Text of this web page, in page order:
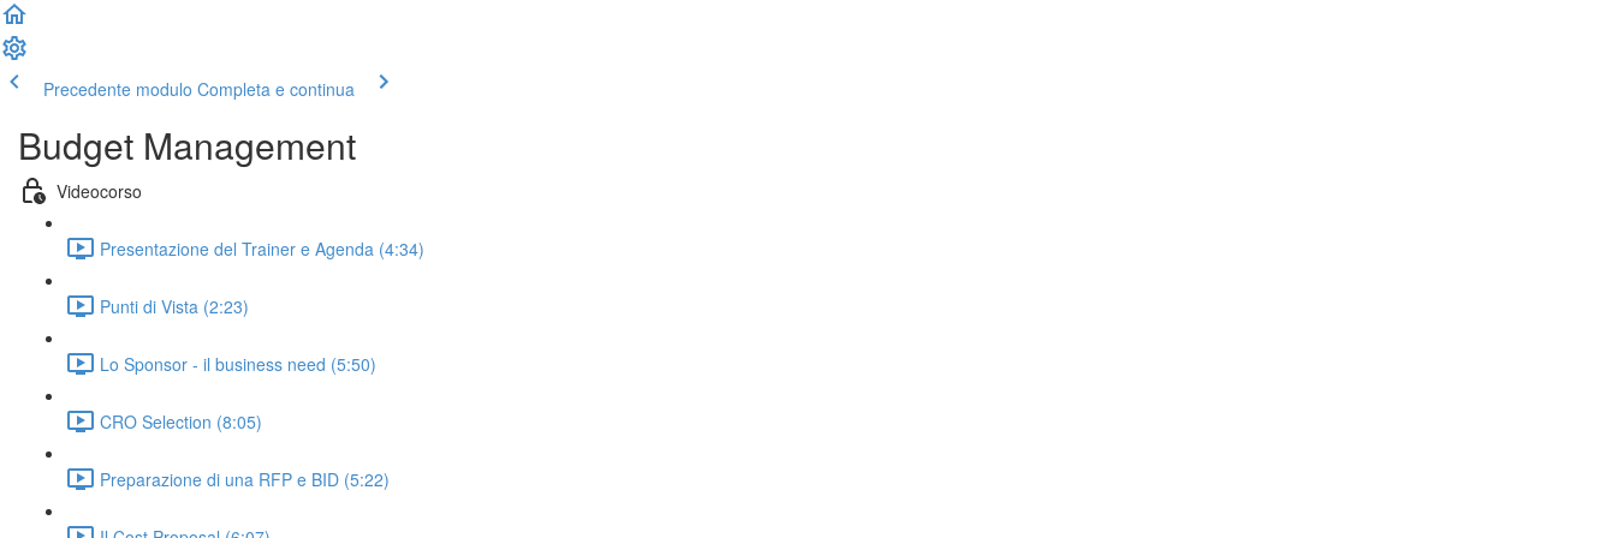
Precedente modulo Completa e continua
Budget Management
Videocorso
Presentazione del Trainer e Agenda (4:34)
Punti di Vista (2:23)
Lo Sponsor - il business need (5:50)
CRO Selection (8:05)
Preparazione di una RFP e BID (5:22)